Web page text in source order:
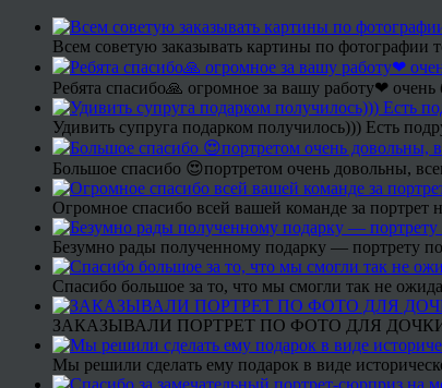
Всем советую заказывать картины по фотографии
Ребята спасибо🙏 огромное за вашу работу❤ очень
Удивить супруга подарком получилось))) Есть
Большое спасибо 😍портретом очень довольны,
Огромное спасибо всей вашей команде за портрет
Безумно рады полученному подарку — портрету
Спасибо большое за то, что мы смогли так не
ЗАКАЗЫВАЛИ ПОРТРЕТ ПО ФОТО ДЛЯ
Мы решили сделать ему подарок в виде